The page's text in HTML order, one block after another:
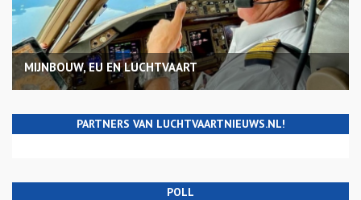
MIJNBOUW, EU EN LUCHTVAART
PARTNERS VAN LUCHTVAARTNIEUWS.NL!
POLL